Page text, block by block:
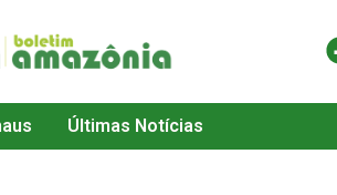
Últimas Notícias